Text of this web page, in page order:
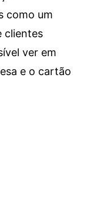
como um
clientes
ver em
e o cartão